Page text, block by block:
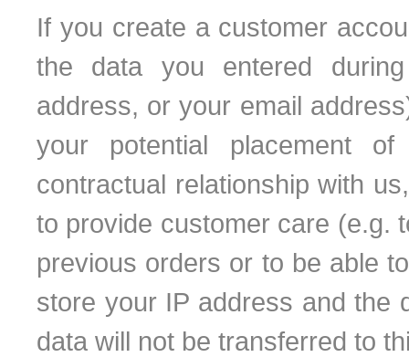
If you create a customer
the data you entered
address, or your email
your potential placement
contractual relationship with
to provide customer care (e.g.
previous orders or to be able
store your IP address and the
data will not be transferred to